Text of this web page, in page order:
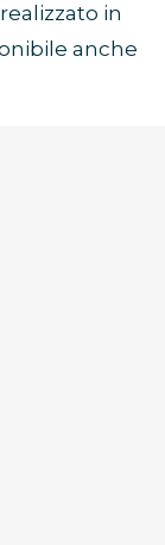
realizzato in
anche